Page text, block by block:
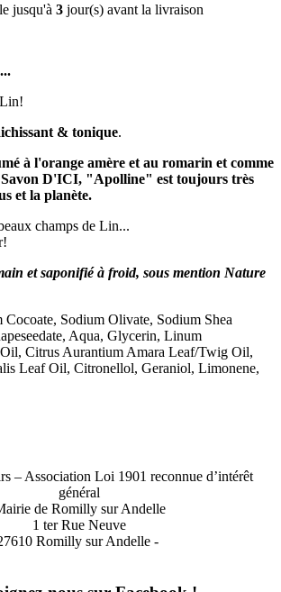
jusqu'à 3 jour(s) avant la livraison
& tonique.
à l'orange amère et au romarin et comme
Savon D'ICI, "Apolline" est toujours très
et la planète.
champs de Lin...
et saponifié à froid, sous mention Nature
Cocoate, Sodium Olivate, Sodium Shea
Aqua, Glycerin, Linum
Citrus Aurantium Amara Leaf/Twig Oil,
Leaf Oil, Citronellol, Geraniol, Limonene,
– Association Loi 1901 reconnue d’intérêt
général
de Romilly sur Andelle
1 ter Rue Neuve
Romilly sur Andelle -